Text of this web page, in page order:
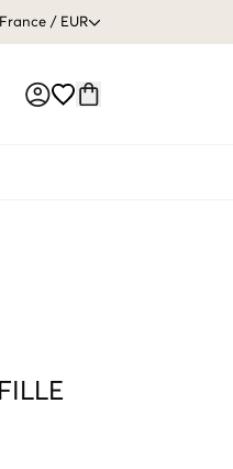
GARANTIE DE
France / EUR
FILLE